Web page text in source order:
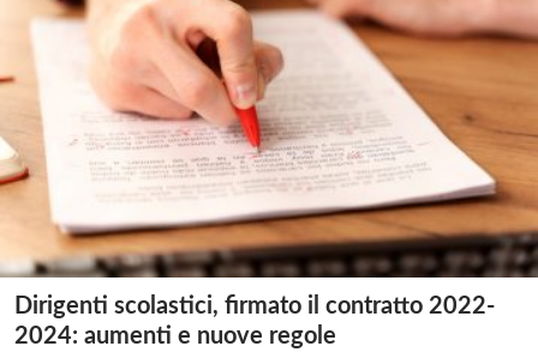
Dirigenti scolastici, firmato il contratto 2022-
2024: aumenti e nuove regole